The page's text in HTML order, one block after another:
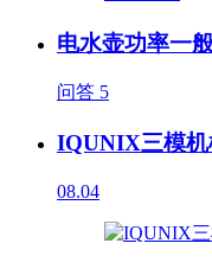
电水壶功率一
问答 5
IQUNIX三模
08.04